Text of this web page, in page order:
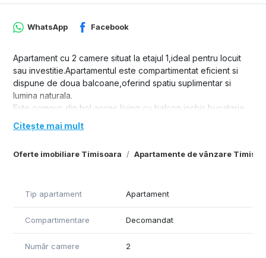
Oferte imobiliare Timisoara Apartamente de vânzare
WhatsApp Facebook
Apartament cu 2 camere situat la etajul 1,ideal pentru locuit
sau investitie.Apartamentul este compartimentat eficient si
dispune de doua balcoane,oferind spatiu suplimentar si
lumina naturala.
Este compus din hol acces,living cu balcon inchis,bucatarie
spatioasa cu debara,dormitor cu balcon si o debara pe hol.
Etajul unu ofera confort si acces usor,fiind potrivit atat pentru
Bucovina,o zona linistita cu acces facil la
Citește mai mult
Tip apartament Apartament
Compartimentare Decomandat
Număr camere 2